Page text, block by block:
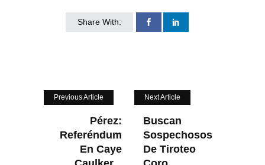
Share With:
Previous Article
Pérez:
Referéndum
En Caye
Next Article
Buscan
Sospechosos
De Tiroteo